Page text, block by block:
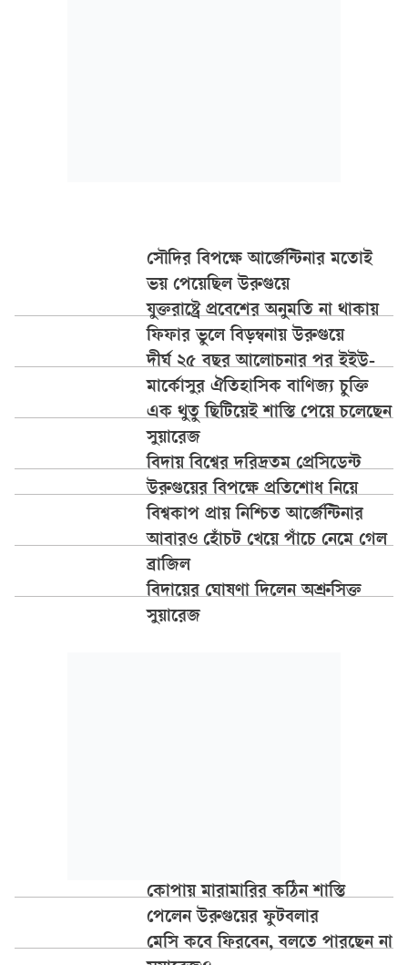
সৌদির বিপক্ষে আর্জেন্টিনার মতোই
ভয় পেয়েছিল উরুগুয়ে
যুক্তরাষ্ট্রে প্রবেশের অনুমতি না থাকায়
ফিফার ভুলে বিড়ম্বনায় উরুগুয়ে
দীর্ঘ ২৫ বছর আলোচনার পর ইইউ-
মার্কোসুর ঐতিহাসিক বাণিজ্য চুক্তি
এক থুতু ছিটিয়েই শাস্তি পেয়ে চলেছেন
সুয়ারেজ
বিদায় বিশ্বের দরিদ্রতম প্রেসিডেন্ট
উরুগুয়ের বিপক্ষে প্রতিশোধ নিয়ে
বিশ্বকাপ প্রায় নিশ্চিত আর্জেন্টিনার
আবারও হোঁচট খেয়ে পাঁচে নেমে গেল
ব্রাজিল
বিদায়ের ঘোষণা দিলেন অশ্রুসিক্ত
সুয়ারেজ
কোপায় মারামারির কঠিন শাস্তি
পেলেন উরুগুয়ের ফুটবলার
মেসি কবে ফিরবেন, বলতে পারছেন না